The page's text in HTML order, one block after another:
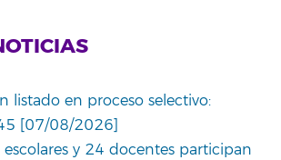
listado en proceso selectivo:
[07/08/2026]
y 24 docentes participan